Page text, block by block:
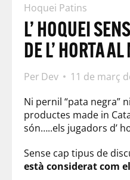
Hoquei Patins
L’ HOQUEI
DE L’ HORTA
Per Dev
11 de març
Ni pernil “pata negra”
productes made in
són…..els jugadors d’
Sense cap tipus de
està considerat com